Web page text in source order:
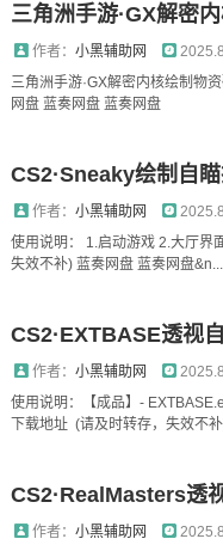
三角洲手游·GX解密
作者： 小黑辅助网
三角洲手游·GX解密内核绘制物
网盘 蓝奏网盘 蓝奏网盘
CS2·Sneaky绘制自
作者： 小黑辅助网
使用说明： 1.启动游戏 2.大厅界
失效不补) 蓝奏网盘 蓝奏网盘&n...
CS2·EXTBASE透视
作者： 小黑辅助网
使用说明：【成品】-
下载地址 (请及时转存，失效不
CS2·RealMasters透
作者： 小黑辅助网